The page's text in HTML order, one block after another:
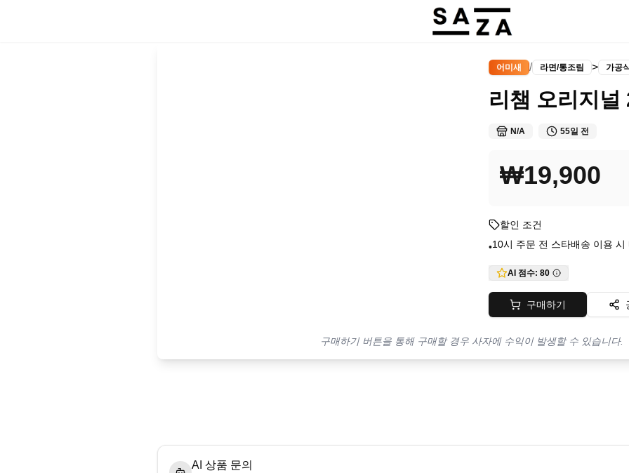
어미새 / 라면/통조림 > 가공
리챔 오리지널
N/A 55일 전
₩19,900
할인 조건
•10시 주문 전 스타배송 이용 시
AI 점수: 80
구매하기
구매하기 버튼을 통해 구매할 경우 사자에 수익이 발생할 수 있습니다.
AI 상품 문의